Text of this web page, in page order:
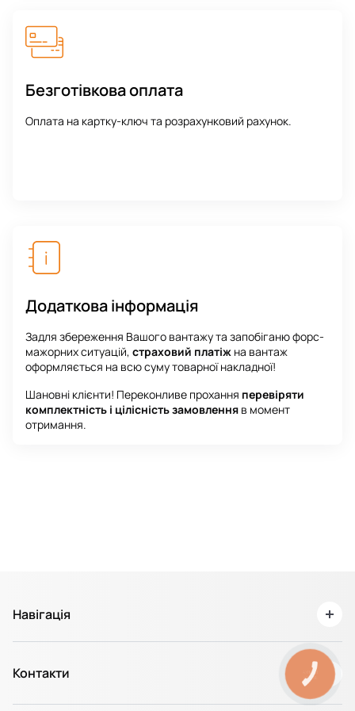
Безготівкова оплата
Оплата на картку-ключ та розрахунковий рахунок.
Додаткова інформація
Задля збереження Вашого вантажу та запобіганю форс-
мажорних ситуацій, страховий платіж на вантаж
оформляється на всю суму товарної накладної!
Шановні клієнти! Переконливе прохання перевіряти
комплектність і цілісність замовлення в момент
отримання.
Навігація
Про нас
Доставка та Оплата
Повернення товару / Гарантія
Контакти
+38 067 311 50 75
КНОПКА
ЗВ'ЯЗКУ